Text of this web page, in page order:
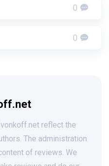
0
0
reflect the
The administration
of reviews. We